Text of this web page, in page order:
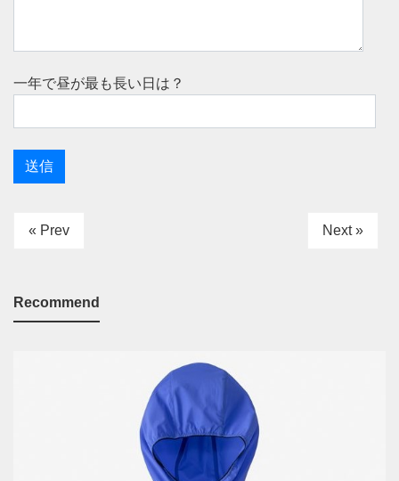
一年で昼が最も長い日は？
« Prev Next »
Recommend